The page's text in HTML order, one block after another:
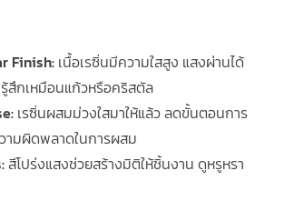
Finish: เนื้อเรซิ่นมีความใสสูง แสงผ่านได้
สึกเหมือนแก้วหรือคริสตัล
เรซิ่นผสมม่วงใสมาให้แล้ว ลดขั้นตอนการ
ามผิดพลาดในการผสม
สีโปร่งแสงช่วยสร้างมิติให้ชิ้นงาน ดูหรูหรา